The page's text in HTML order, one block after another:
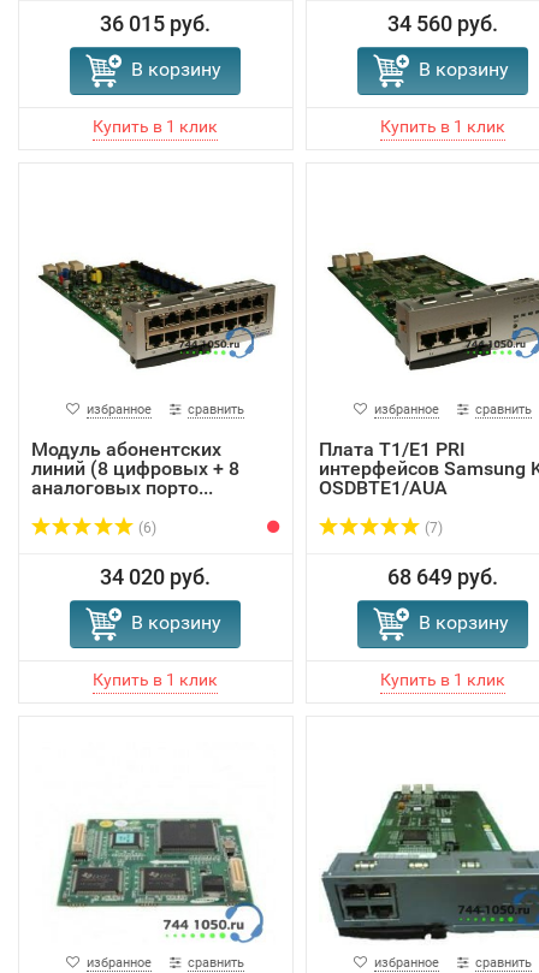
36 015 руб.
В корзину
34 560 руб.
В корзину
избранное сравнить
Модуль абонентских
линий (8 цифровых + 8
аналоговых порто...
(6)
34 020 руб.
В корзину
избранное сравнить
Плата Т1/Е1 PRI
интерфейсов Samsung
OSDBTE1/AUA
(7)
68 649 руб.
В корзину
избранное сравнить избранное сравнить